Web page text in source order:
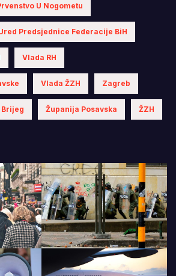
U Nogometu
Predsjednice Federacije BiH
Vlada RH
Vlada ŽZH Zagreb
Županija Posavska ŽZH